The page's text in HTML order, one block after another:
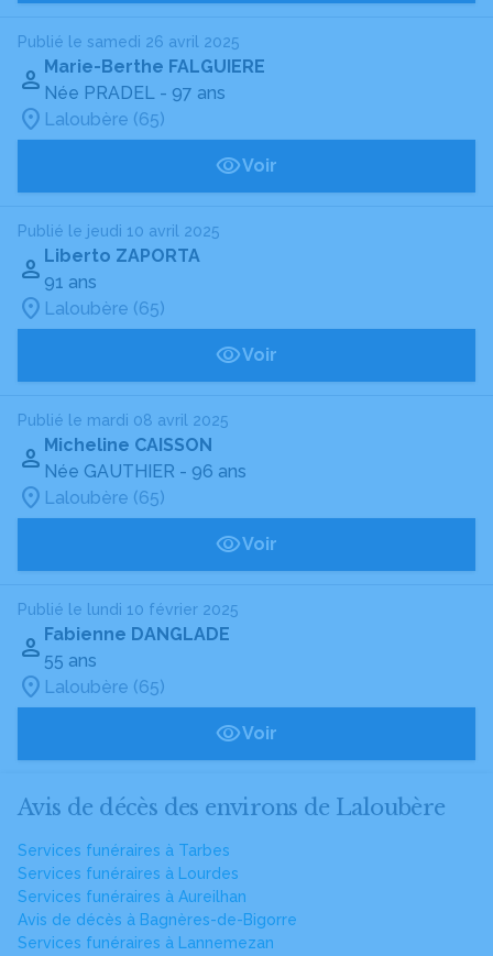
Publié le samedi 26 avril 2025
Marie-Berthe FALGUIERE
Née PRADEL - 97 ans
Laloubère (65)
Voir
Publié le jeudi 10 avril 2025
Liberto ZAPORTA
91 ans
Laloubère (65)
Voir
Publié le mardi 08 avril 2025
Micheline CAISSON
Née GAUTHIER - 96 ans
Laloubère (65)
Voir
Publié le lundi 10 février 2025
Fabienne DANGLADE
55 ans
Laloubère (65)
Voir
Avis de décès des environs de Laloubère
Services funéraires à Tarbes
Services funéraires à Lourdes
Services funéraires à Aureilhan
Avis de décès à Bagnères-de-Bigorre
Services funéraires à Lannemezan